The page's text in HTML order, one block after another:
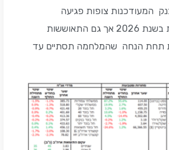
הבנק המעודכנות צופות פגיעה
בפעילות הכלכלית בשנת 2026 אך גם התאוששות
2027 וזאת תחת הנחה שהמלחמה תסתיים עד